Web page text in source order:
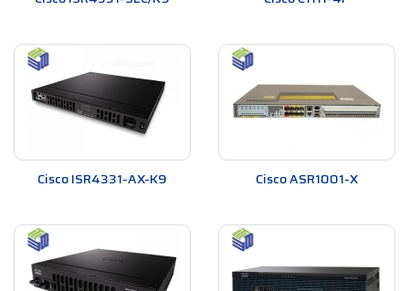
Cisco ISR4331-AX-K9 Cisco ASR1001-X